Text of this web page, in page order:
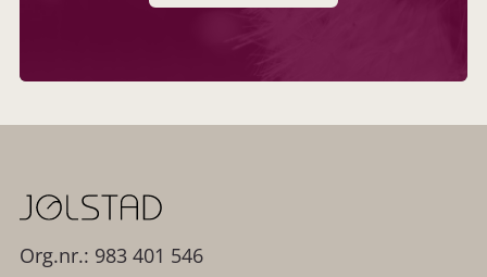
Org.nr.: 983 401 546